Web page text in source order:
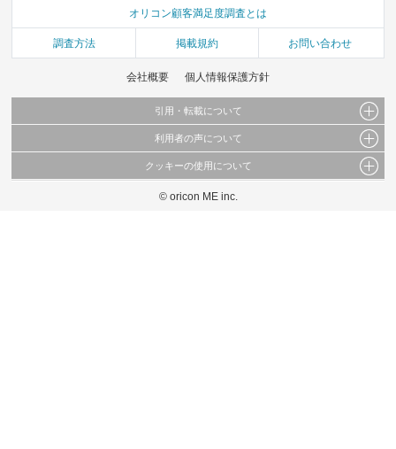
オリコン顧客満足度調査とは
調査方法 掲載規約 お問い合わせ
会社概要 個人情報保護方針
引用・転載について
当サイトで公開されている情報（文字、写真、イラスト、画像データ等）及びこれらの配
これらの情報を権利者の許可なく無断転載・複製などの二次利用を行うことは固く禁じて
利用者の声について
当サイトに掲載している内容はすべてサービスの利用者が提出された見解・感想です。
弊社の見解・ 意見ではないことをご理解いただいた上でご覧ください。
クッキーの使用について
このサイトでは Cookie を使用して、ユーザーに合わせたコンテンツや広告の表示、ソー
© oricon ME inc.